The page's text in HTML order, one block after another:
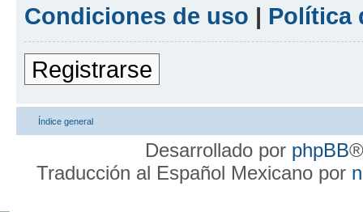
Condiciones de uso | Política
Registrarse
Índice general
Desarrollado por phpBB
Traducción al Español Mexicano por